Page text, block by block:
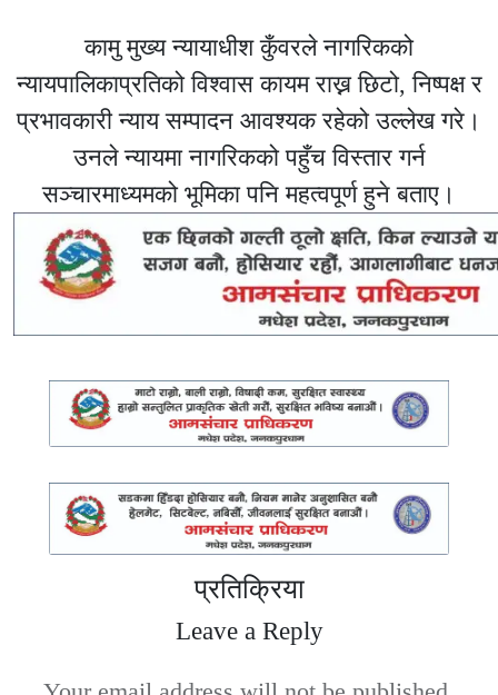
कामु मुख्य न्यायाधीश कुँवरले नागरिकको
न्यायपालिकाप्रतिको विश्वास कायम राख्न छिटो, निष्पक्ष र
प्रभावकारी न्याय सम्पादन आवश्यक रहेको उल्लेख गरे।
उनले न्यायमा नागरिकको पहुँच विस्तार गर्न
सञ्चारमाध्यमको भूमिका पनि महत्वपूर्ण हुने बताए।
प्रतिक्रिया
Leave a Reply